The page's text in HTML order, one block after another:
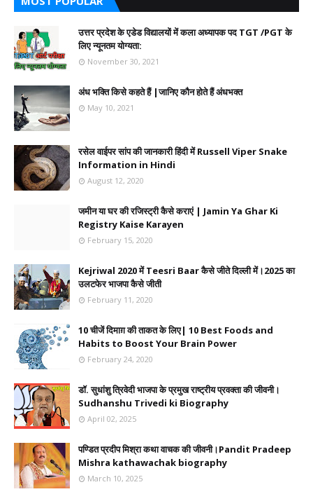
उत्तर प्रदेश के एडेड विद्यालयों में कला अध्यापक पद TGT /PGT के
लिए न्यूनतम योग्यता:
November 30, 2021
अंध भक्ति किसे कहते हैं |जानिए कौन होते हैं अंधभक्त
May 10, 2021
रसेल वाईपर सांप की जानकारी हिंदी में Russell Viper Snake
Information in Hindi
August 12, 2020
जमीन या घर की रजिस्ट्री कैसे कराएं | Jamin Ya Ghar Ki
Registry Kaise Karayen
February 15, 2020
Kejriwal 2020 में Teesri Baar कैसे जीते दिल्ली में।2025 का
उलटफेर भाजपा कैसे जीती
February 11, 2020
10 चीजें दिमाग़ की ताकत के लिए| 10 Best Foods and
Habits to Boost Your Brain Power
February 24, 2020
डॉ. सुधांशु त्रिवेदी भाजपा के प्रमुख राष्ट्रीय प्रवक्ता की जीवनी।
Sudhanshu Trivedi ki Biography
April 02, 2025
पण्डित प्रदीप मिश्रा कथा वाचक की जीवनी।Pandit Pradeep
Mishra kathawachak biography
March 10, 2025